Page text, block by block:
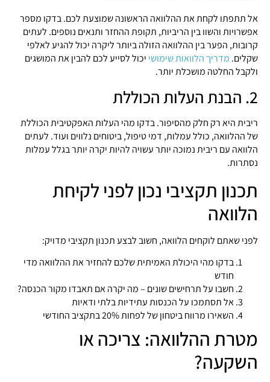
אל תתפתו לקחת את ההלוואה הראשונה שמוצעת לכם. בדקו מספר
אפשרויות והשוו בין הריביות, תקופת ההחזר ותנאים נוספים. לעתים
קרובות, הפער בין ההלוואה הזולה ביותר ליקרה יכול להגיע לאלפי
שקלים. מדריך הלוואות שימושי יכול לסייע לכם להבין את המושגים
ולקבל החלטה מושכלת יותר.
2. הבנת העלות הכוללת
ריבית היא רק חלק מהסיפור. בדקו מהי העלות האפקטיבית הכוללת
של ההלוואה, כולל עמלות, דמי טיפול, ביטוחים נלווים ועוד. לעתים
הלוואה עם ריבית נמוכה יותר עשויה להיות יקרה יותר בגלל עמלות
נסתרות.
תכנון תקציבי נכון לפני לקיחת
הלוואה
לפני שאתם לוקחים הלוואה, חשוב לבצע תכנון תקציבי מדויק:
בדקו מהי היכולת האמיתית שלכם להחזיר את ההלוואה מדי
חודש
חשבו על תרחישים שונים – מה יקרה אם תאבדו מקור הכנסה?
אל תסתמכו על הכנסות עתידיות בלתי ודאיות
השאירו מרווח ביטחון של לפחות 20% בתקציב החודשי
מטרת ההלוואה: צריכה או
השקעה?